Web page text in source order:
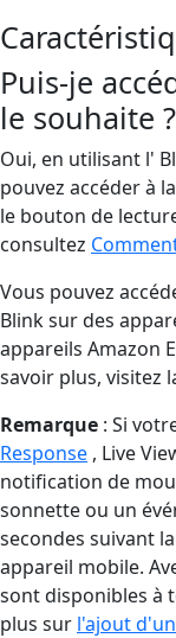
Puis-je
le souhaite ?
Oui, en utilisant l'
pouvez accéder à
le bouton de
consultez
Vous pouvez
Blink sur des
appareils Amazon
savoir plus, visitez
Remarque : Si
Response , Live
notification de
sonnette ou un
secondes suivant
appareil mobile.
sont disponibles à
plus sur l'ajout